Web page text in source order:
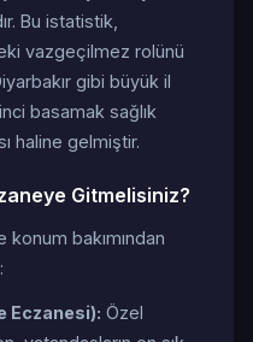
Bu istatistik,
vazgeçilmez rolünü
gibi büyük il
basamak sağlık
haline gelmiştir.
Gitmelisiniz?
bakımından
Eczanesi): Özel